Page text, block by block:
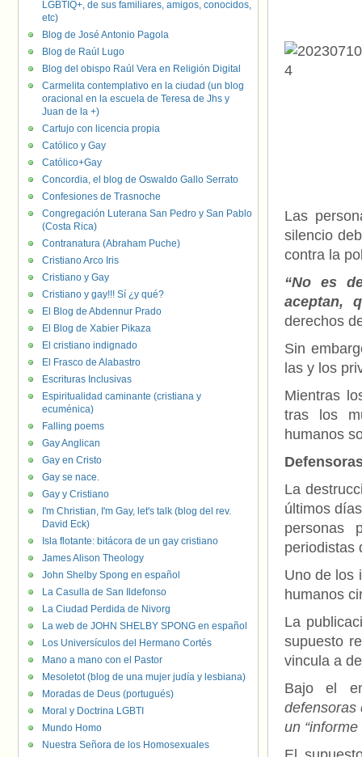
Las
silencio
contra la
“No es
aceptan,
derechos
Sin
las y los
Mientras
tras los
humanos
La
últimos
personas
periodistas
Uno de los
humanos
La
supuesto
vincula a
Bajo el
defensoras
un
LGBTIQ+, de sus familiares, amigos, conocidos,
etc)
Blog de José Antonio Pagola
Blog de Raúl Lugo
Blog del obispo Raúl Vera en Religión Digital
Carmelita contemplativo en la ciudad (un blog
oracional en la escuela de Teresa de Jhs y
Juan de la +)
Cartujo con licencia propia
Católico y Gay
Católico+Gay
Concordia, el blog de Oswaldo Gallo Serrato
Confesiones de Trasnoche
Congregación Luterana San Pedro y San Pablo
(Costa Rica)
Contranatura (Abraham Puche)
Cristiano Arco Iris
Cristiano y Gay
Cristiano y gay!!! Sí ¿y qué?
El Blog de Abdennur Prado
El Blog de Xabier Pikaza
El cristiano indignado
El Frasco de Alabastro
Escrituras Inclusivas
Espiritualidad caminante (cristiana y
ecuménica)
Falling poems
Gay Anglican
Gay en Cristo
Gay se nace.
Gay y Cristiano
I'm Christian, I'm Gay, let's talk (blog del rev.
David Eck)
Isla flotante: bitácora de un gay cristiano
James Alison Theology
John Shelby Spong en español
La Casulla de San Ildefonso
La Ciudad Perdida de Nivorg
La web de JOHN SHELBY SPONG en español
Los Universículos del Hermano Cortés
Mano a mano con el Pastor
Mesoletot (blog de una mujer judía y lesbiana)
Moradas de Deus (portugués)
Moral y Doctrina LGBTI
Mundo Homo
Nuestra Señora de los Homosexuales